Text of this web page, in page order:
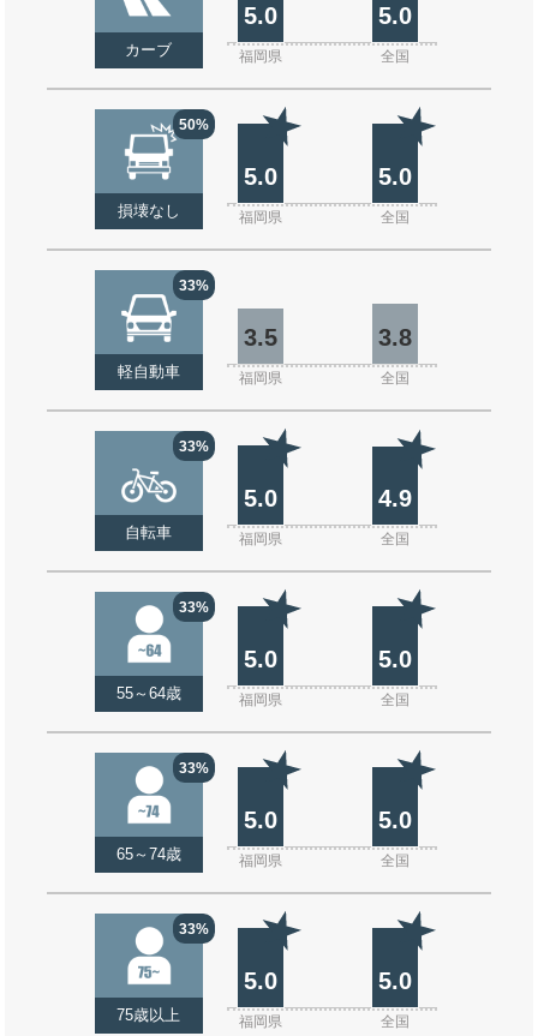
カーブ
5.0 5.0
福岡県 全国
50%
損壊なし
5.0 5.0
福岡県 全国
33%
軽自動車
3.5 3.8
福岡県 全国
33%
自転車
5.0 4.9
福岡県 全国
33%
55～64歳
5.0 5.0
福岡県 全国
33%
65～74歳
5.0 5.0
福岡県 全国
33%
75歳以上
5.0 5.0
福岡県 全国